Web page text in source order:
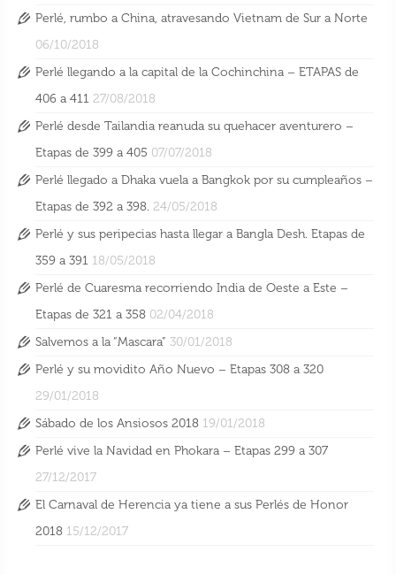
Perlé, rumbo a China, atravesando Vietnam de Sur a Norte
06/10/2018
Perlé llegando a la capital de la Cochinchina – ETAPAS de
406 a 411 27/08/2018
Perlé desde Tailandia reanuda su quehacer aventurero –
Etapas de 399 a 405 07/07/2018
Perlé llegado a Dhaka vuela a Bangkok por su cumpleaños –
Etapas de 392 a 398. 24/05/2018
Perlé y sus peripecias hasta llegar a Bangla Desh. Etapas de
359 a 391 18/05/2018
Perlé de Cuaresma recorriendo India de Oeste a Este –
Etapas de 321 a 358 02/04/2018
Salvemos a la “Mascara” 30/01/2018
Perlé y su movidito Año Nuevo – Etapas 308 a 320
29/01/2018
Sábado de los Ansiosos 2018 19/01/2018
Perlé vive la Navidad en Phokara – Etapas 299 a 307
27/12/2017
El Carnaval de Herencia ya tiene a sus Perlés de Honor
2018 15/12/2017